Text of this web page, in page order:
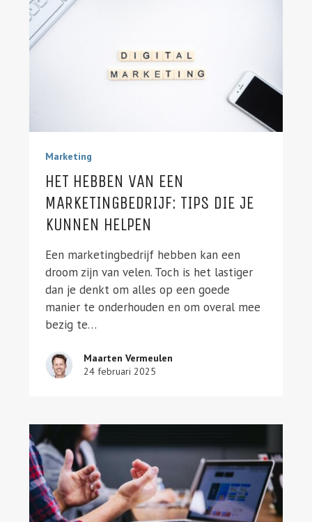
Marketing
HET HEBBEN VAN EEN
MARKETINGBEDRIJF: TIPS DIE JE
KUNNEN HELPEN
Een marketingbedrijf hebben kan een
droom zijn van velen. Toch is het lastiger
dan je denkt om alles op een goede
manier te onderhouden en om overal mee
bezig te…
Maarten Vermeulen
24 februari 2025